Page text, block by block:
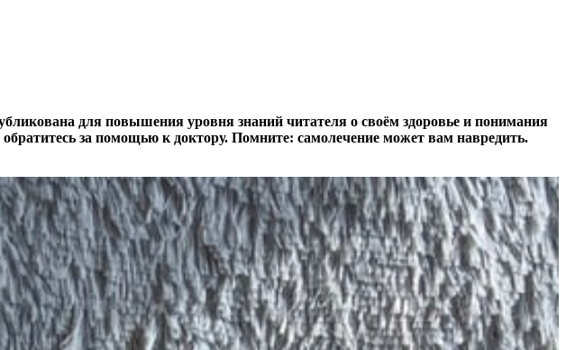
для повышения уровня знаний читателя о своём здоровье и понимания
за помощью к доктору. Помните: самолечение может вам навредить.